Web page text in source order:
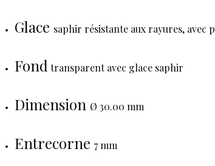
Glace saphir résistante aux rayures, avec
Fond transparent avec glace saphir
Dimension Ø 30.00 mm
Entrecorne 7 mm